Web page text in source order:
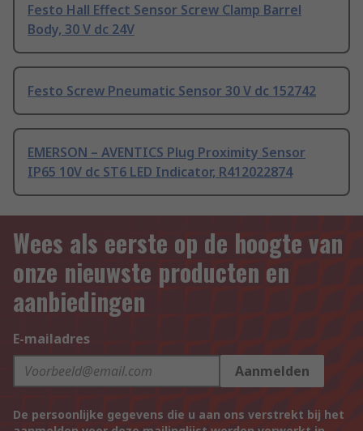
Festo Hall Effect Sensor Screw Clamp Barrel
Body, 30 V dc 24V
Festo Screw Pneumatic Sensor 30 V dc 152742
EMERSON – AVENTICS Plug Proximity Sensor
IP65 10V dc ST6 LED Indicator, R412022874
Wees als eerste op de hoogte van
onze nieuwste producten en
aanbiedingen
E-mailadres
Aanmelden
De persoonlijke gegevens die u aan ons verstrekt bij het